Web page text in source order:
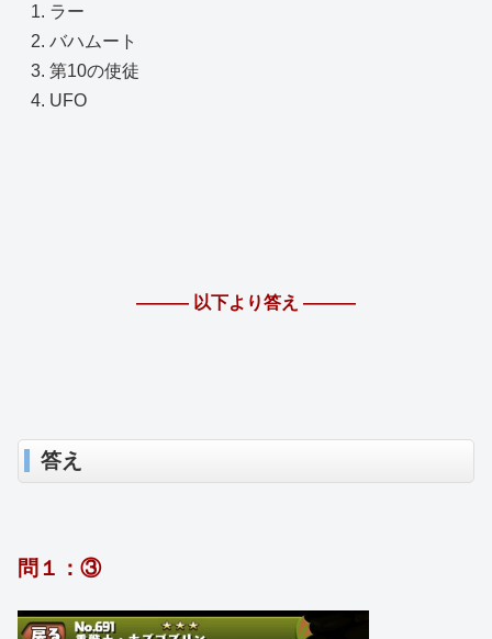
ラー
バハムート
第10の使徒
UFO
――― 以下より答え ―――
答え
問１：③